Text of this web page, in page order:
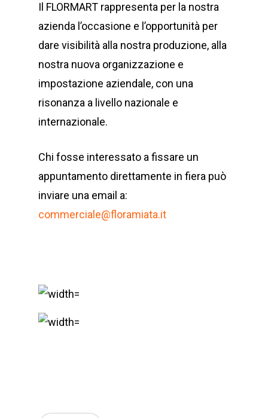
Il FLORMART rappresenta per la nostra
azienda l’occasione e l’opportunità per
dare visibilità alla nostra produzione, alla
nostra nuova organizzazione e
impostazione aziendale, con una
risonanza a livello nazionale e
internazionale.
Chi fosse interessato a fissare un
appuntamento direttamente in fiera può
inviare una email a:
commerciale@floramiata.it